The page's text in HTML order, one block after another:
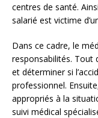
centres de santé.
salarié est victime
Dans ce cadre, le
responsabilités. Tout
et déterminer si
professionnel.
appropriés à la
suivi médical